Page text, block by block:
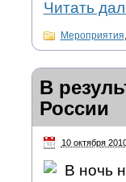
Читать
Мероприятия,
В
России
10 октября
В ночь